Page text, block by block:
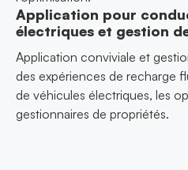
Application pour
électriques et gestion
Application conviviale et
des expériences de recharge
de véhicules électriques, les
gestionnaires de propriétés.